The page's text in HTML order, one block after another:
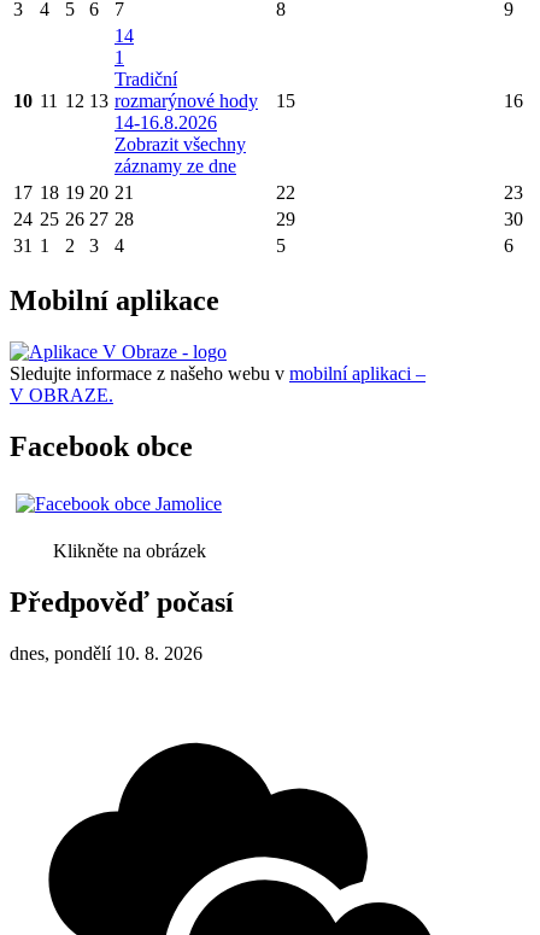
3 4 5 6 7 8 9
10 11 12 13
14
1
Tradiční
rozmarýnové hody
14-16.8.2026
Zobrazit všechny
záznamy ze dne
15 16
17 18 19 20 21 22
23
24 25 26 27 28 29
30
31 1 2 3 4 5 6
Mobilní aplikace
Sledujte informace z našeho webu v mobilní aplikaci –
V OBRAZE.
Facebook obce
Klikněte na obrázek
Předpověď počasí
dnes, pondělí 10. 8. 2026